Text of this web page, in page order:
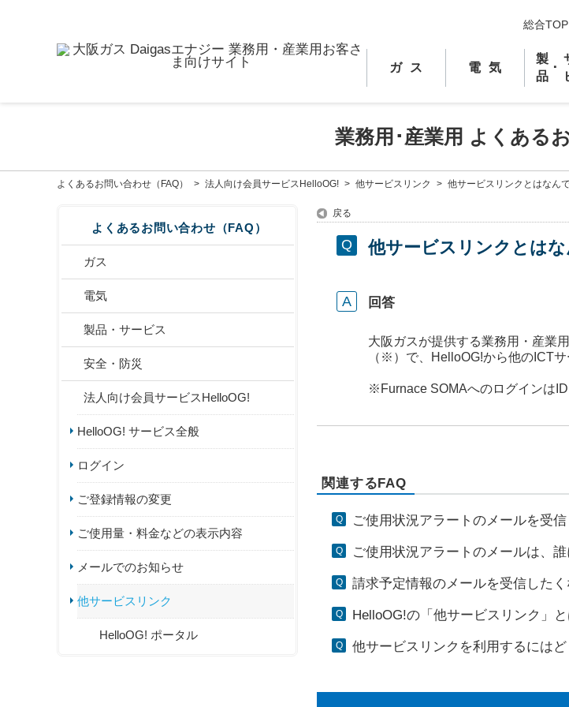
総合TOP
ガス 電気
製
品
･
業務用 ･ 産業用 よくある
よくあるお問い合わせ（FAQ） > 法人向け会員サービスHelloOG! > 他サービスリンク > 他サービスリンクとはなん
よくあるお問い合わせ（FAQ）
ガス
電気
製品・サービス
安全・防災
法人向け会員サービスHelloOG!
HelloOG! サービス全般
ログイン
ご登録情報の変更
ご使用量・料金などの表示内容
メールでのお知らせ
他サービスリンク
HelloOG! ポータル
戻る
他サービスリンクとはな
回答
大阪ガスが提供する業務用・産業
（※）で、HelloOG!から他のICT
※Furnace SOMAへのログインは
関連するFAQ
ご使用状況アラートのメールを受
ご使用状況アラートのメールは、
請求予定情報のメールを受信した
HelloOG!の「他サービスリンク」
他サービスリンクを利用するには